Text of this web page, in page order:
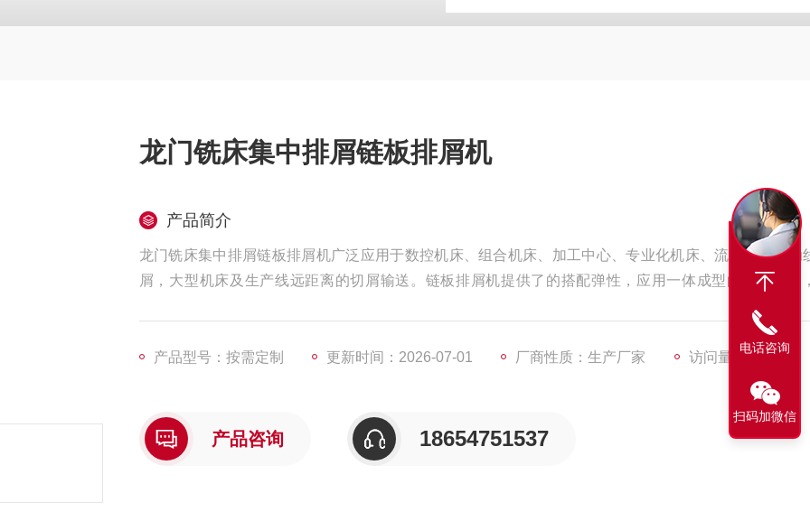
龙门铣床集中排屑链板排屑机
产品简介
龙门铣床集中排屑链板排屑机广泛应用于数控机床、组合机床、加工中心、专业化机床、流水线、自动
屑，大型机床及生产线远距离的切屑输送。链板排屑机提供了的搭配弹性，应用一体成型的链板组合
球面链板、轻小切屑也不易粘附在链板上，材料选择的是的不锈钢板，并且链板式的首要的零件都会经
的处理。
产品型号：按需定制 更新时间：2026-07-01 厂商性质：生产厂家 访问量：6135
产品咨询 18654751537
电话咨询
扫码加微信